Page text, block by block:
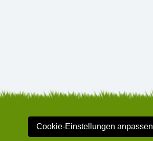
Cookie-Einstellungen anpassen